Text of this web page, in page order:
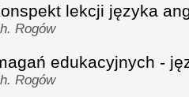
lekcji języka
Rogów
edukacyjnych -
Rogów